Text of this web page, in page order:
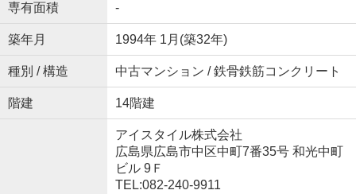
専有面積 -
築年月 1994年 1月(築32年)
種別 / 構造 中古マンション / 鉄骨鉄筋コンクリート
階建 14階建
アイスタイル株式会社
広島県広島市中区中町7番35号 和光中町
ビル 9Ｆ
TEL:082-240-9911